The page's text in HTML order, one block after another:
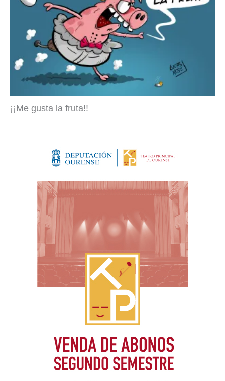
¡¡Me gusta la fruta!!